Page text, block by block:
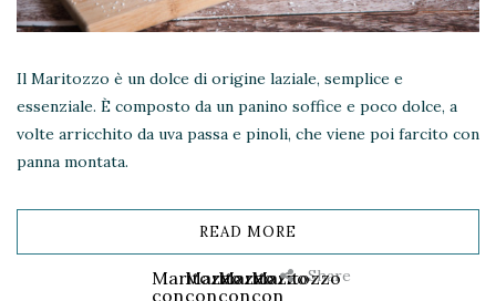
Il Maritozzo è un dolce di origine laziale, semplice e
essenziale. È composto da un panino soffice e poco dolce, a
volte arricchito da uva passa e pinoli, che viene poi farcito con
panna montata.
READ MORE
Share
Maritozzo
con
Maritozzo
con
Maritozzo
con
Maritozzo
con